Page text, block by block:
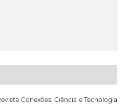
Conexões: Ciência e Tecnologia